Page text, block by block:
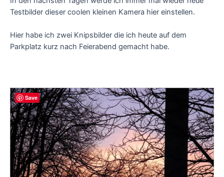
Testbilder dieser coolen kleinen Kamera hier einstellen.
Hier habe ich zwei Knipsbilder die ich heute auf dem
Parkplatz kurz nach Feierabend gemacht habe.
Save